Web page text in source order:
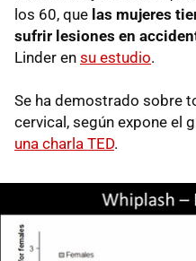
los 60, que las mujeres
sufrir lesiones en
Linder en su estudio.
Se ha demostrado sobre
cervical, según expone el
una charla TED.